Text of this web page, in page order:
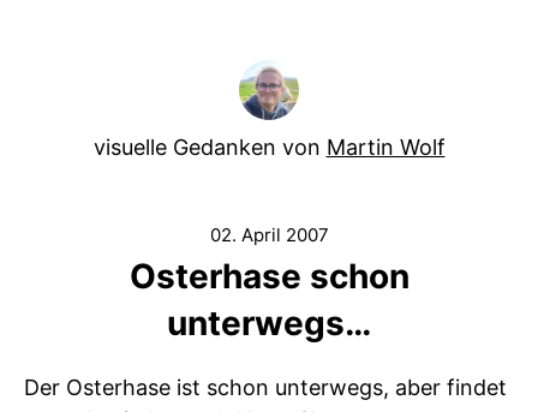
visuelle Gedanken von Martin Wolf
02. April 2007
Osterhase schon
unterwegs…
Der Osterhase ist schon unterwegs, aber findet